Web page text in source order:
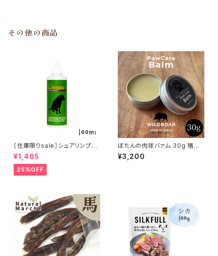
その他の商品
［在庫限りsale］シュアリンプウ
イヤークリーナー 100ml
¥1,485
25%OFF
ぼたんの肉球バァム 30g 猪油
日本ミツバチ 肉球クリーム
¥3,200